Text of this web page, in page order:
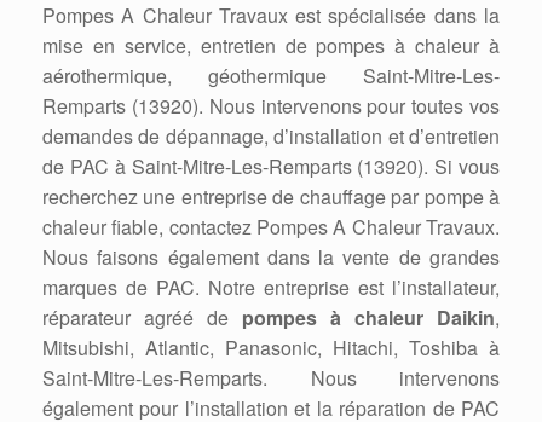
Pompes A Chaleur Travaux est spécialisée dans la
mise en service, entretien de pompes à chaleur à
aérothermique, géothermique Saint-Mitre-Les-
Remparts (13920). Nous intervenons pour toutes vos
demandes de dépannage, d’installation et d’entretien
de PAC à Saint-Mitre-Les-Remparts (13920). Si vous
recherchez une entreprise de chauffage par pompe à
chaleur fiable, contactez Pompes A Chaleur Travaux.
Nous faisons également dans la vente de grandes
marques de PAC. Notre entreprise est l’installateur,
réparateur agréé de pompes à chaleur Daikin,
Mitsubishi, Atlantic, Panasonic, Hitachi, Toshiba à
Saint-Mitre-Les-Remparts. Nous intervenons
également pour l’installation et la réparation de PAC